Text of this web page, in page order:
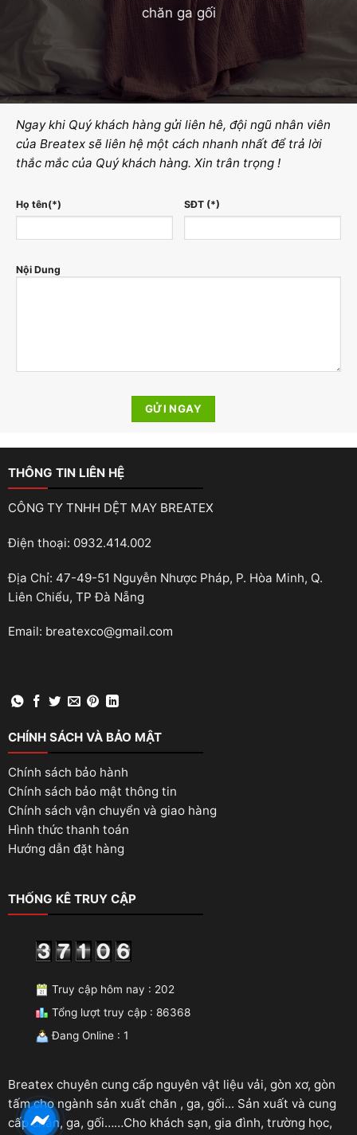
chăn ga gối
Ngay khi Quý khách hàng gửi liên hê, đội ngũ nhân viên
của Breatex sẽ liên hệ một cách nhanh nhất để trả lời
thắc mắc của Quý khách hàng. Xin trân trọng !
Họ tên(*) SĐT (*)
Nội Dung
THÔNG TIN LIÊN HỆ
CÔNG TY TNHH DỆT MAY BREATEX
Điện thoại: 0932.414.002
Địa Chỉ: 47-49-51 Nguyễn Nhược Pháp, P. Hòa Minh, Q.
Liên Chiểu, TP Đà Nẵng
Email: breatexco@gmail.com
CHÍNH SÁCH VÀ BẢO MẬT
Chính sách bảo hành
Chính sách bảo mật thông tin
Chính sách vận chuyển và giao hàng
Hình thức thanh toán
Hướng dẫn đặt hàng
THỐNG KÊ TRUY CẬP
Truy cập hôm nay : 202
Tổng lượt truy cập : 86368
Đang Online : 1
Breatex chuyên cung cấp nguyên vật liệu vải, gòn xơ, gòn
tấm cho ngành sản xuất chăn , ga, gối... Sản xuất và cung
cấp chăn, ga, gối……Cho khách sạn, gia đình, trường học,